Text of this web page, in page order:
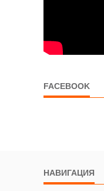
FACEBOOK
НАВИГАЦИЯ